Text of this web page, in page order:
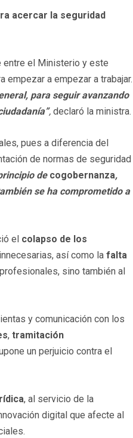
acercar la seguridad
entre el Ministerio y este
empezar a empezar a trabajar.
para seguir avanzando
, declaró la ministra.
pues a diferencia del
de normas de seguridad
de cogobernanza,
se ha comprometido a
el colapso de los
así como la falta
sino también al
y comunicación con los
, tramitación
un perjuicio contra el
, al servicio de la
digital que afecte al